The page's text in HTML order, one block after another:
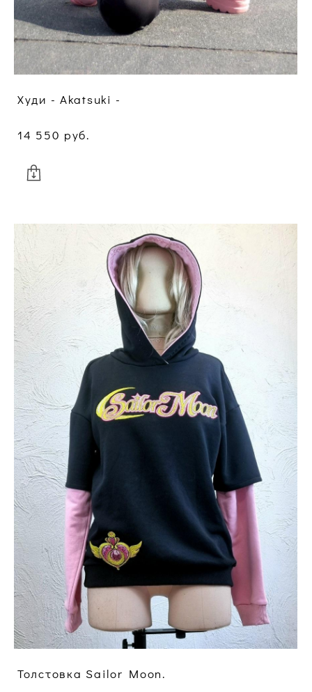
Худи - Akatsuki -
14 550 pуб.
Толстовка Sailor Moon.